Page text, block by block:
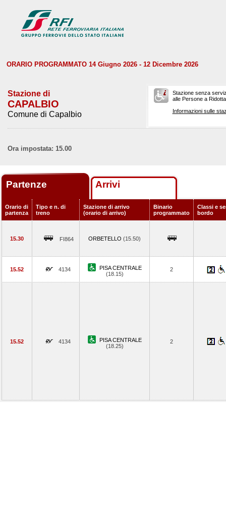
ORARIO PROGRAMMATO 14 Giugno 2026 - 12 Dicembre 2026
Stazione di
CAPALBIO
Comune di Capalbio
Stazione senza
alle Persone a
Informazioni sulle
Ora impostata: 15.00
Partenze Arrivi
Orario di
partenza
Tipo e n. di
treno
Stazione di arrivo
(orario di arrivo)
Binario
programmato
Classi e
bordo
15.30 FI864 ORBETELLO (15.50)
15.52 4134
PISA CENTRALE
(18.15)
2
15.52 4134
PISA CENTRALE
(18.25)
2